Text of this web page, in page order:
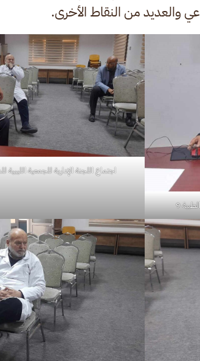
والعديد من النقاط الأخرى.
9
اجتماع اللجنة الإدارية للجمعية الليبية